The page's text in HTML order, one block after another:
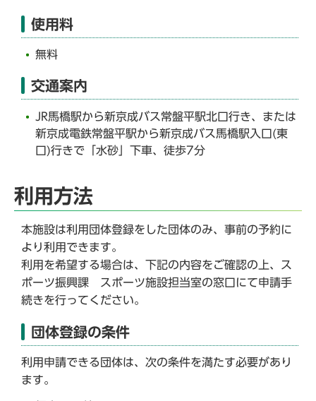
使用料
無料
交通案内
JR馬橋駅から新京成バス常盤平駅北口行き、または
新京成電鉄常盤平駅から新京成バス馬橋駅入口(東
口)行きで「水砂」下車、徒歩7分
利用方法
本施設は利用団体登録をした団体のみ、事前の予約に
より利用できます。
利用を希望する場合は、下記の内容をご確認の上、ス
ポーツ振興課 スポーツ施設担当室の窓口にて申請手
続きを行ってください。
団体登録の条件
利用申請できる団体は、次の条件を満たす必要があり
ます。